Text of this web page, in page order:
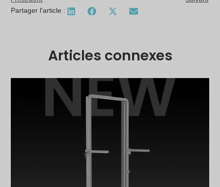
Partager l'article :
Articles connexes